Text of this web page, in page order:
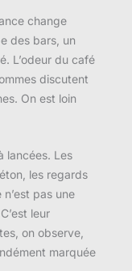
change
des bars, un
L’odeur du café
discutent
On est loin
lancées. Les
les regards
pas une
leur
on observe,
marquée